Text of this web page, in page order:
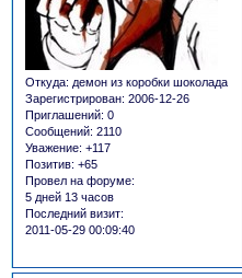
Откуда: демон из коробки шоколада
Зарегистрирован: 2006-12-26
Приглашений: 0
Сообщений: 2110
Уважение: +117
Позитив: +65
Провел на форуме:
5 дней 13 часов
Последний визит:
2011-05-29 00:09:40